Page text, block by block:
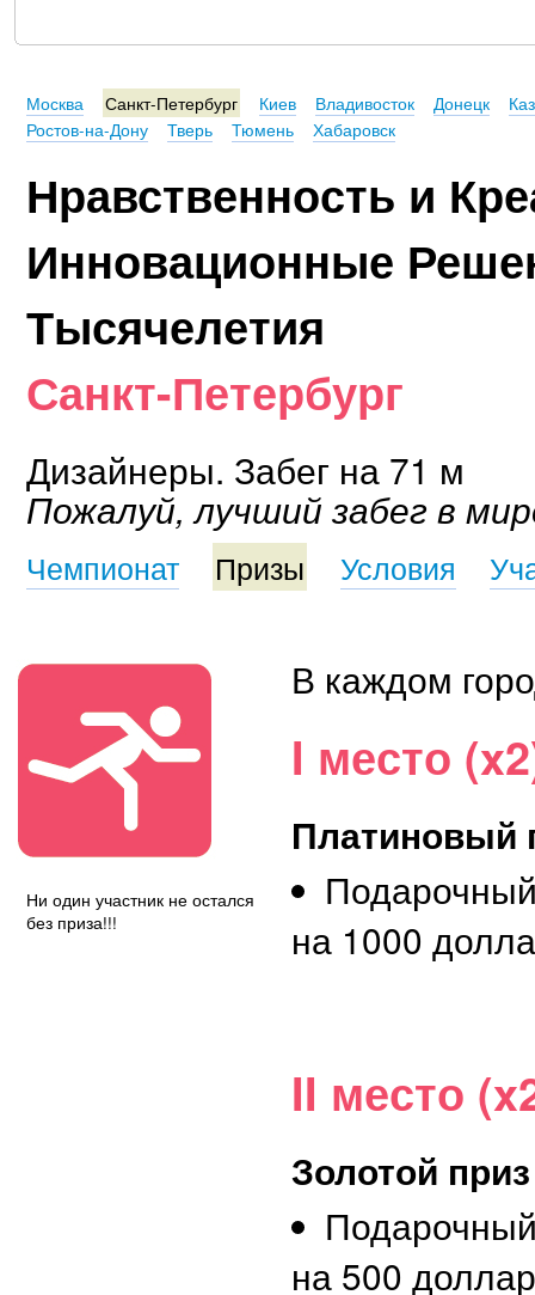
Москва Санкт-Петербург Киев Владивосток Донецк
Ростов-на-Дону
Тверь Тюмень Хабаровск
Нравственность и
Инновационные
Тысячелетия
Санкт-Петербург
Дизайнеры. Забег на 71 м
Пожалуй, лучший забег в
Чемпионат Призы Условия
Ни один участник не остался
без приза!!!
В каждом
I место
Платиновый
на 1000
II место
Золотой
на 500